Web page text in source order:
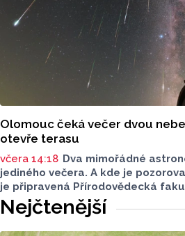
Olomouc čeká večer dvou
otevře terasu
včera 14:18 Dva mimořádné
jediného večera. A kde je
je připravená Přírodovědecká
Palackého i město Přerov. V
v Přerově Hvězdárna. Na obou
pohlédnout na slunce speciální
Nejčtenější